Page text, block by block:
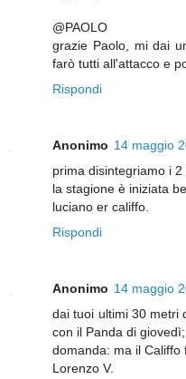
@PAOLO
grazie Paolo, mi dai
farò tutti all'attacco e
Rispondi
Anonimo 14 maggio
prima disintegriamo i 2
la stagione è iniziata
luciano er califfo.
Rispondi
Anonimo 14 maggio
dai tuoi ultimi 30 metri
con il Panda di
domanda: ma il Califfo
Lorenzo V.